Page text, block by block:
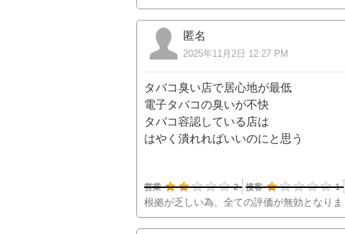
匿名
2025年11月2日 12:27 PM
タバコ臭い店で居心地が最低
電子タバコの臭いが不快
タバコ容認している店は
はやく潰れればいいのにと思う
営業 2 接客 1
根拠が乏しい為、全ての評価が無効となりま